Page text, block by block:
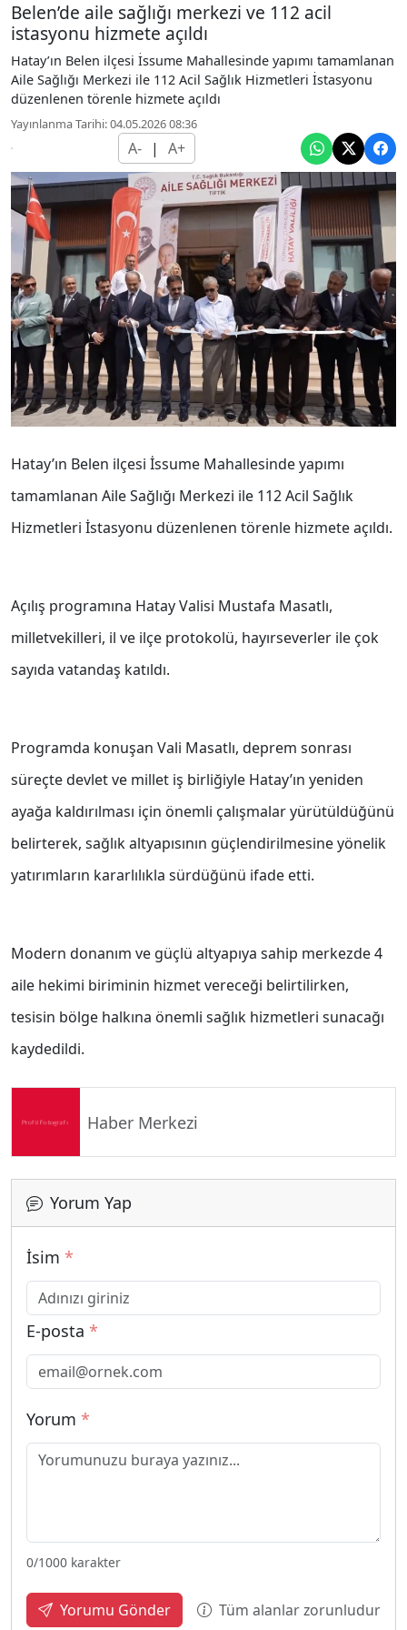
Belen’de aile sağlığı merkezi ve 112 acil
istasyonu hizmete açıldı
Hatay’ın Belen ilçesi İssume Mahallesinde yapımı tamamlanan
Aile Sağlığı Merkezi ile 112 Acil Sağlık Hizmetleri İstasyonu
düzenlenen törenle hizmete açıldı
Yayınlanma Tarihi: 04.05.2026 08:36
A- | A+
Hatay’ın Belen ilçesi İssume Mahallesinde yapımı
tamamlanan Aile Sağlığı Merkezi ile 112 Acil Sağlık
Hizmetleri İstasyonu düzenlenen törenle hizmete açıldı.
Açılış programına Hatay Valisi Mustafa Masatlı,
milletvekilleri, il ve ilçe protokolü, hayırseverler ile çok
sayıda vatandaş katıldı.
Programda konuşan Vali Masatlı, deprem sonrası
süreçte devlet ve millet iş birliğiyle Hatay’ın yeniden
ayağa kaldırılması için önemli çalışmalar yürütüldüğünü
belirterek, sağlık altyapısının güçlendirilmesine yönelik
yatırımların kararlılıkla sürdüğünü ifade etti.
Modern donanım ve güçlü altyapıya sahip merkezde 4
aile hekimi biriminin hizmet vereceği belirtilirken,
tesisin bölge halkına önemli sağlık hizmetleri sunacağı
kaydedildi.
Haber Merkezi
Yorum Yap
İsim *
E-posta *
Yorum *
0/1000 karakter
Yorumu Gönder Tüm alanlar zorunludur